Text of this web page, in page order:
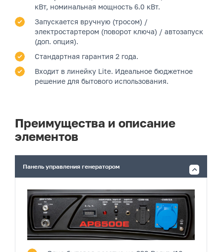
кВт, номинальная мощность 6.0 кВт.
Запускается вручную (тросом) /
электростартером (поворот ключа) / автозапуск
(доп. опция).
Стандартная гарантия 2 года.
Входит в линейку Lite. Идеальное бюджетное
решение для бытового использования.
Преимущества и описание
элементов
Панель управления генератором